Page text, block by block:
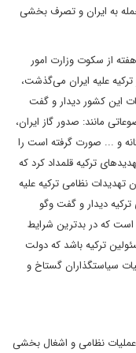
به ایران و تصرف بخشی
از سکوت وزارت امور
علیه ایران می‌گذشت،
این کشور دیدار و گفت
مانند: صدور گاز ایران،
و ... صورت گرفته است را
ترکیه قلمداد کرد که
نظامی ترکیه علیه
ترکیه دیدار و گفت وگو
که در بدترین شرایط
ترکیه باشد که دولت
سیاستگذاران گستاخ و
عملیات نظامی و اشغال بخشی